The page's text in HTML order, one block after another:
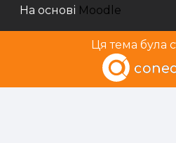
На основі Moodle
Ця тема була